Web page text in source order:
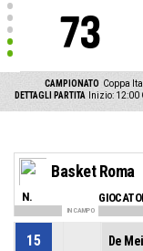
73
CAMPIONATO Coppa
DETTAGLI PARTITA
Inizio:
Basket Roma
N.
IN CAMPO
15 De